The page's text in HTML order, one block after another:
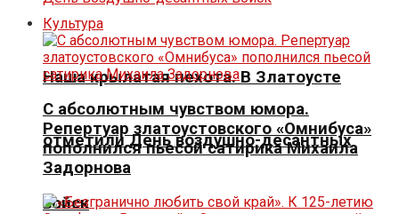
Наша крылатая пехота. В Златоусте
отметили День воздушно-десантных
войск
Культура
С абсолютным чувством юмора.
Репертуар златоустовского «Омнибуса»
пополнился пьесой сатирика Михаила
Задорнова